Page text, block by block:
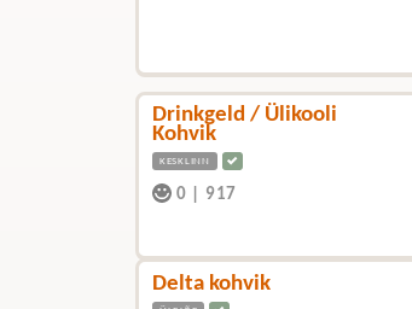
Drinkgeld / Ülikooli
Kohvik
KESKLINN
0 917
Delta kohvik